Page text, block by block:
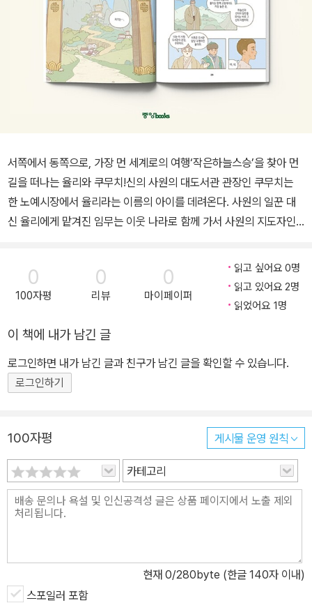
서쪽에서 동쪽으로, 가장 먼 세계로의 여행‘작은하늘스승’을 찾아 먼
길을 떠나는 율리와 쿠무치!신의 사원의 대도서관 관장인 쿠무치는
한 노예시장에서 율리라는 이름의 아이를 데려온다. 사원의 일꾼 대
신 율리에게 맡겨진 임무는 이웃 나라로 함께 가서 사원의 지도자인
사원을 나와 동쪽으로 먼 길을 떠난다. 두 사람은 다양한 사람들을 만
나고 여러 나라를 거쳐 여행한다. 기나긴 여행의 끝에서 그들을 기다
리고 있는 것은 무엇일까….탄탄한 팬덤을 지닌 작가 돌배의 15년 구
데뷔 후, <샌프란시스코 화랑관>, <계룡선녀전> 등으로 수많은 팬들
에게 따뜻함을 선사한 네이버웹툰 대표 힐링툰 작가 돌배. 특유의 부
드러운 그림에 독특한 소재, 현실감 있는 등장인물의 성격이 한데 어
우러지는 돌배 작가의 작품들을 ‘웹툰 좀 봤다’ 하는 이들은 주저 없이
현재진행형인 작품으로, 무려 15년 동안의 구상을 통해 탄생한 대작
이다. 작품의 배경은 티베트를 비롯한 각종 중앙아시아 토착 신앙을
모티브로 한 중세. 주인공 율리 일행이 어떠한 인물을 찾기 위해 서쪽
에서 동쪽으로 길을 떠나며 겪는 이야기를 다룬다. 작가가 공들여 쌓
며, 부드러운 색감이 더해진 화려한 배경 묘사가 눈을 사로잡는다. 그
안에서 느껴지는 이야기는 역시나 따뜻하다. 작가는 한 인터뷰에서
0
100자평
0
리뷰
0
마이페이퍼
읽고 싶어요 0명
읽고 있어요 2명
읽었어요 1명
이 책에 내가 남긴 글
로그인하면 내가 남긴 글과 친구가 남긴 글을 확인할 수 있습니다.
로그인하기
100자평 게시물 운영 원칙
카테고리
현재 0/280byte (한글 140자 이내)
스포일러 포함